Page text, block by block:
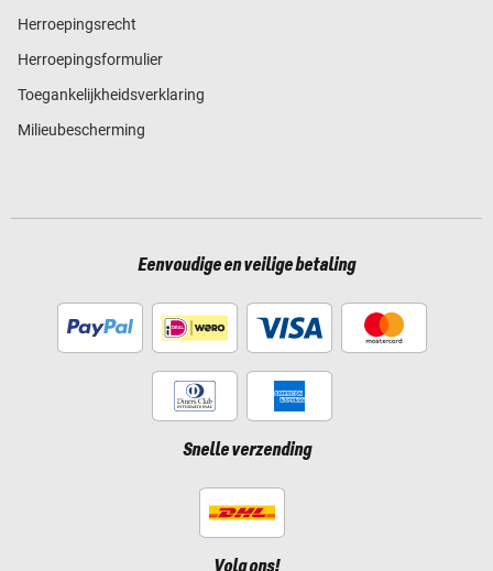
Herroepingsrecht
Herroepingsformulier
Toegankelijkheidsverklaring
Milieubescherming
Eenvoudige en veilige betaling
Snelle verzending
Volg ons!